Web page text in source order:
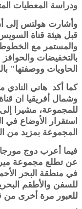
ودراسة المعطيات
وأشارت هولتس إلى
قبل هيئة قناة
والمستمر مع الخطوط
بالتخفيضات والحوافز
الحاويات ووصفتها"
كما أكد هاني
وشمال أفريقيا ان
للمجموعة، مشيرا إلى
استقرار الأوضاع في
المجموعة بمزيد من
فيما أعرب دوج
عن تطلع مجموعة
في منطقة البحر
للسفن والأطقم
للعبور مرة أخرى من